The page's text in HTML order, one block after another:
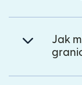
Jak